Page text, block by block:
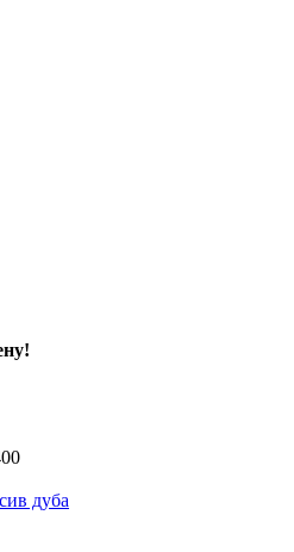
дуба